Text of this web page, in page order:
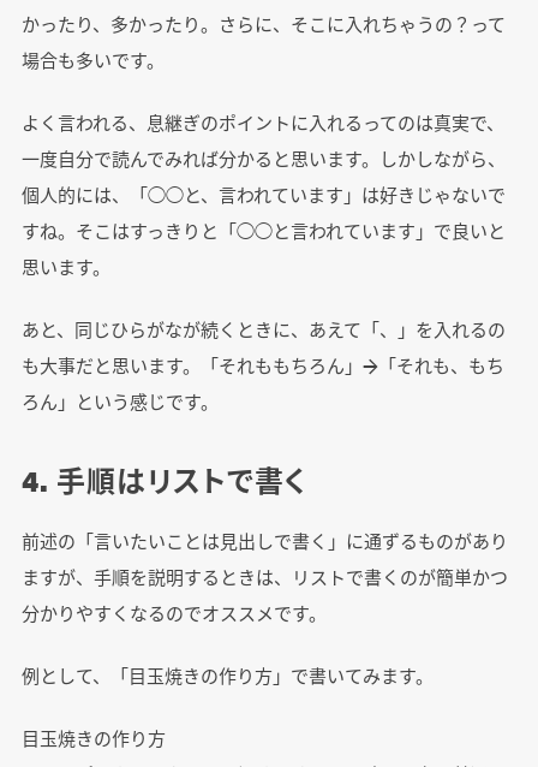
かったり、多かったり。さらに、そこに入れちゃうの？って
場合も多いです。
よく言われる、息継ぎのポイントに入れるってのは真実で、
一度自分で読んでみれば分かると思います。しかしながら、
個人的には、「◯◯と、言われています」は好きじゃないで
すね。そこはすっきりと「◯◯と言われています」で良いと
思います。
あと、同じひらがなが続くときに、あえて「、」を入れるの
も大事だと思います。「それももちろん」→「それも、もち
ろん」という感じです。
4. 手順はリストで書く
前述の「言いたいことは見出しで書く」に通ずるものがあり
ますが、手順を説明するときは、リストで書くのが簡単かつ
分かりやすくなるのでオススメです。
例として、「目玉焼きの作り方」で書いてみます。
目玉焼きの作り方